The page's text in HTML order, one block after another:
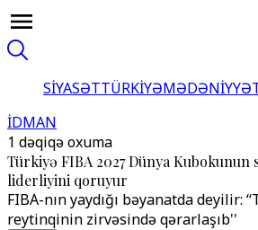
SİYASƏTTÜRKİYƏ
İDMAN
1 dəqiqə oxuma
Türkiyə FIBA 2027 Dünya
liderliyini qoruyur
FIBA-nın yaydığı bəyanatda deyilir:
reytinqinin zirvəsində qərarlaşıb''